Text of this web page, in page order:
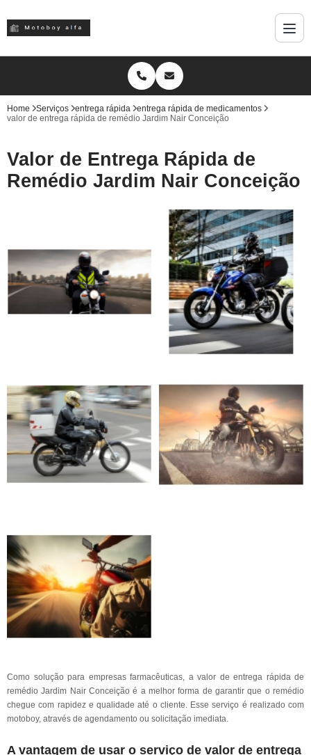
Home Serviços entrega rápida
entrega rápida de medicamentos
valor de entrega rápida de remédio Jardim Nair Conceição
Valor de Entrega Rápida de
Remédio Jardim Nair Conceição
Como solução para empresas farmacêuticas, a valor de entrega rápida de
remédio Jardim Nair Conceição é a melhor forma de garantir que o remédio
chegue com rapidez e qualidade até o cliente. Esse serviço é realizado com
motoboy, através de agendamento ou solicitação imediata.
A vantagem de usar o serviço de valor de entrega